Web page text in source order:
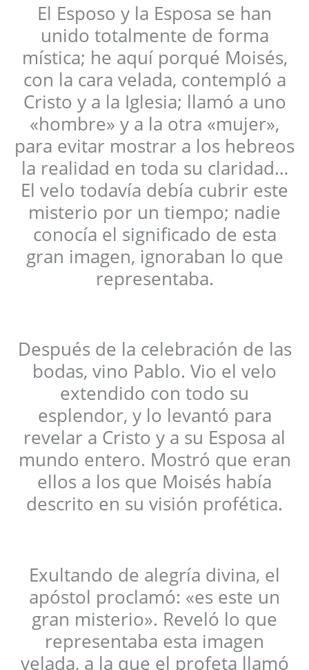
El Esposo y la Esposa se han
unido totalmente de forma
mística; he aquí porqué Moisés,
con la cara velada, contempló a
Cristo y a la Iglesia; llamó a uno
«hombre» y a la otra «mujer»,
para evitar mostrar a los hebreos
la realidad en toda su claridad…
El velo todavía debía cubrir este
misterio por un tiempo; nadie
conocía el significado de esta
gran imagen, ignoraban lo que
representaba.
Después de la celebración de las
bodas, vino Pablo. Vio el velo
extendido con todo su
esplendor, y lo levantó para
revelar a Cristo y a su Esposa al
mundo entero. Mostró que eran
ellos a los que Moisés había
descrito en su visión profética.
Exultando de alegría divina, el
apóstol proclamó: «es este un
gran misterio». Reveló lo que
representaba esta imagen
velada, a la que el profeta llamó